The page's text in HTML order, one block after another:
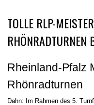
TOLLE RLP-
RHÖNRADTURNEN
Rheinland-Pfalz
Rhönradturnen
Dahn: Im Rahmen des 5.